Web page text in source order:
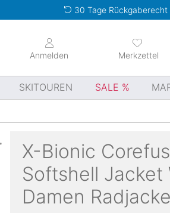
30 Tage Rückgaberecht
Merkzettel
Anmelden
SKITOUREN SALE
X-Bionic
Softshell Jacket
Damen Radjacke